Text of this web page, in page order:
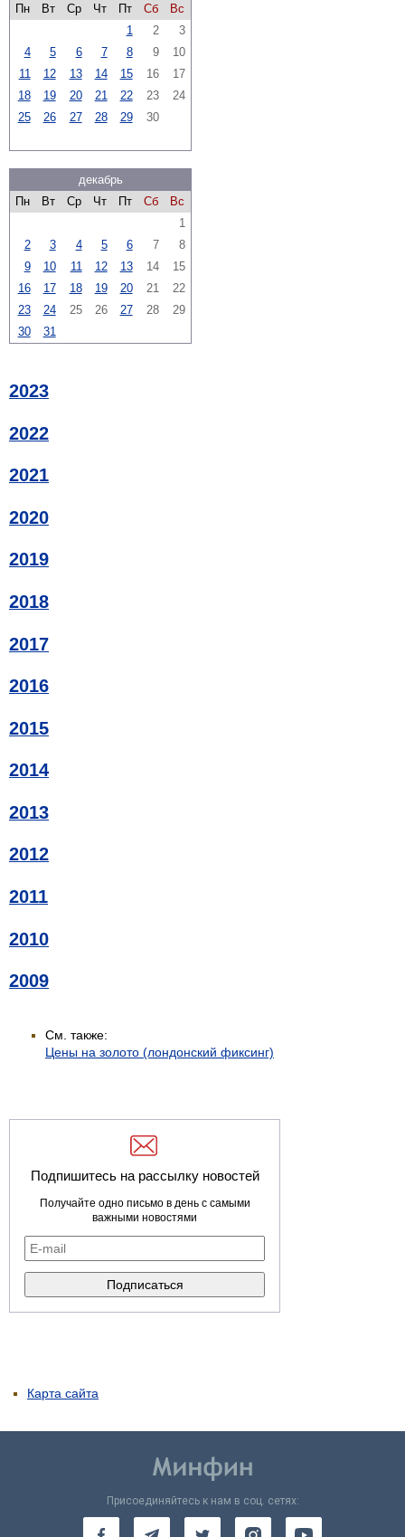
Пн Вт Ср Чт Пт Сб
Вс
1
2
3
4
5 6 7 8 9
10
11
12 13 14 15 16
17
18
19 20 21 22 23
24
25
26 27 28 29 30
декабрь
Пн
Вт Ср Чт Пт Сб
Вс
1
2
3 4 5 6 7
8
9
10 11 12 13 14
15
16
17 18 19 20 21
22
23
24 25 26 27 28
29
30
31
2023
2022
2021
2020
2019
2018
2017
2016
2015
2014
2013
2012
2011
2010
2009
См. также:
Цены на золото (лондонский фиксинг)
Подпишитесь на рассылку новостей
Получайте одно письмо в день с самыми
важными новостями
Карта сайта
Присоединяйтесь к нам в соц. сетях: